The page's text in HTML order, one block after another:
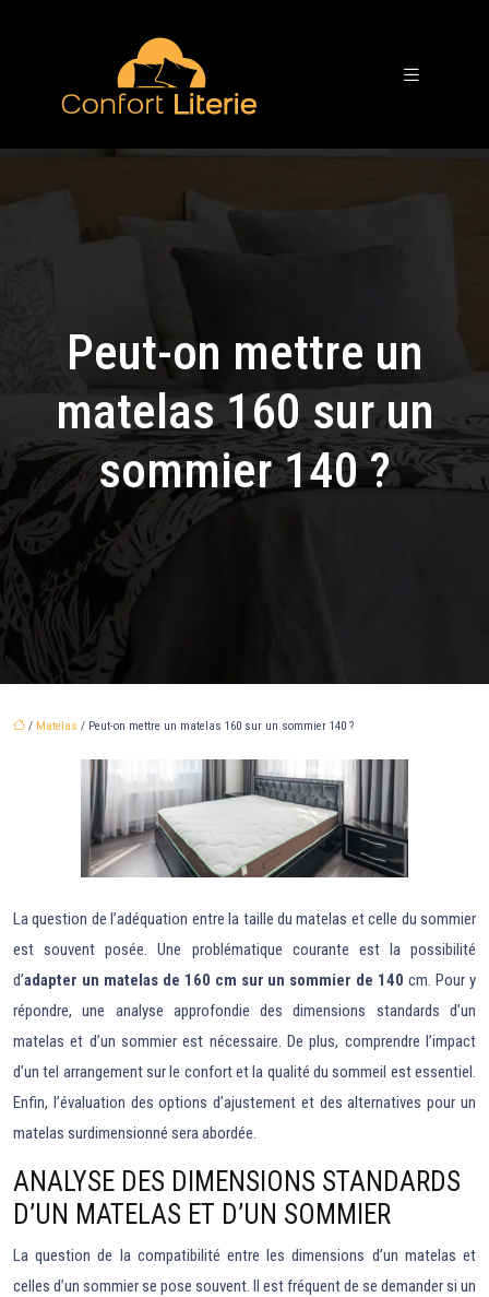
Peut-on mettre un
matelas 160 sur un
sommier 140 ?
/ Matelas / Peut-on mettre un matelas 160 sur un sommier 140 ?
La question de l’adéquation entre la taille du matelas et celle du sommier
est souvent posée. Une problématique courante est la possibilité
d’adapter un matelas de 160 cm sur un sommier de 140 cm. Pour y
répondre, une analyse approfondie des dimensions standards d’un
matelas et d’un sommier est nécessaire. De plus, comprendre l’impact
d’un tel arrangement sur le confort et la qualité du sommeil est essentiel.
Enfin, l’évaluation des options d’ajustement et des alternatives pour un
matelas surdimensionné sera abordée.
ANALYSE DES DIMENSIONS STANDARDS
D’UN MATELAS ET D’UN SOMMIER
La question de la compatibilité entre les dimensions d’un matelas et
celles d’un sommier se pose souvent. Il est fréquent de se demander si un